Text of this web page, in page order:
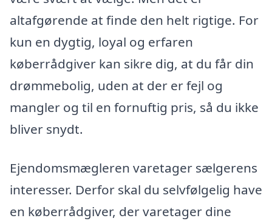
altafgørende at finde den helt rigtige. For
kun en dygtig, loyal og erfaren
køberrådgiver kan sikre dig, at du får din
drømmebolig, uden at der er fejl og
mangler og til en fornuftig pris, så du ikke
bliver snydt.
Ejendomsmægleren varetager sælgerens
interesser. Derfor skal du selvfølgelig have
en køberrådgiver, der varetager dine